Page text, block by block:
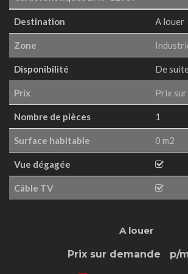
Destination A louer
Zone
Disponibilité De
Prix Prix
Nombre de pièces 1
Surface habitable 0 m2
Vue dégagée
Câble TV
A louer
Prix sur demande p/